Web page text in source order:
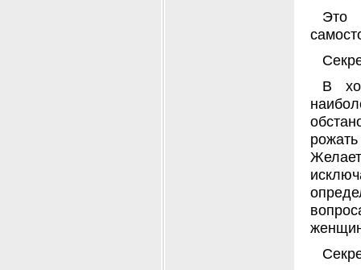
Это
В